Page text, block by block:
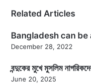
Related Articles
Bangladesh can
December 28, 2022
বন্দুকের মুখে মুসলিম
June 20, 2025